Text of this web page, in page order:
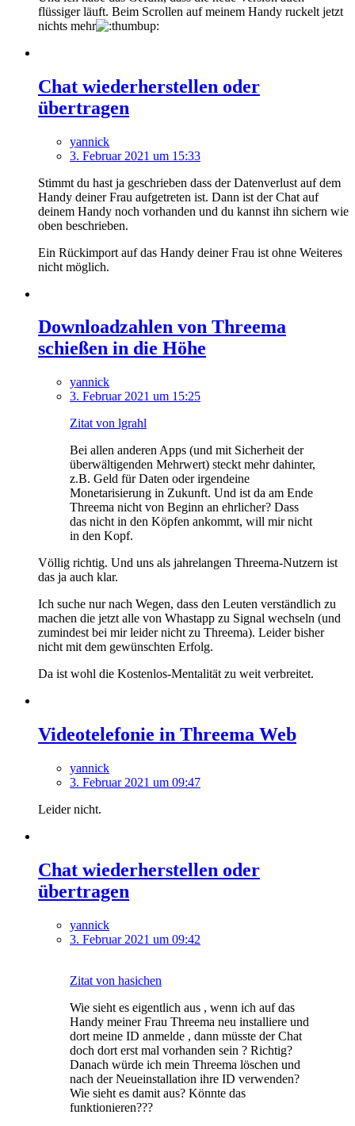
flüssiger läuft. Beim Scrollen auf meinem Handy ruckelt jetzt
nichts mehr
Chat wiederherstellen oder
übertragen
yannick
3. Februar 2021 um 15:33
Stimmt du hast ja geschrieben dass der Datenverlust auf dem
Handy deiner Frau aufgetreten ist. Dann ist der Chat auf
deinem Handy noch vorhanden und du kannst ihn sichern wie
oben beschrieben.
Ein Rückimport auf das Handy deiner Frau ist ohne Weiteres
nicht möglich.
Downloadzahlen von Threema
schießen in die Höhe
yannick
3. Februar 2021 um 15:25
Zitat von lgrahl
Bei allen anderen Apps (und mit Sicherheit der
überwältigenden Mehrwert) steckt mehr dahinter,
z.B. Geld für Daten oder irgendeine
Monetarisierung in Zukunft. Und ist da am Ende
Threema nicht von Beginn an ehrlicher? Dass
das nicht in den Köpfen ankommt, will mir nicht
in den Kopf.
Völlig richtig. Und uns als jahrelangen Threema-Nutzern ist
das ja auch klar.
Ich suche nur nach Wegen, dass den Leuten verständlich zu
machen die jetzt alle von Whastapp zu Signal wechseln (und
zumindest bei mir leider nicht zu Threema). Leider bisher
nicht mit dem gewünschten Erfolg.
Da ist wohl die Kostenlos-Mentalität zu weit verbreitet.
Videotelefonie in Threema Web
yannick
3. Februar 2021 um 09:47
Leider nicht.
Chat wiederherstellen oder
übertragen
yannick
3. Februar 2021 um 09:42
Zitat von hasichen
Wie sieht es eigentlich aus , wenn ich auf das
Handy meiner Frau Threema neu installiere und
dort meine ID anmelde , dann müsste der Chat
doch dort erst mal vorhanden sein ? Richtig?
Danach würde ich mein Threema löschen und
nach der Neueinstallation ihre ID verwenden?
Wie sieht es damit aus? Könnte das
funktionieren???